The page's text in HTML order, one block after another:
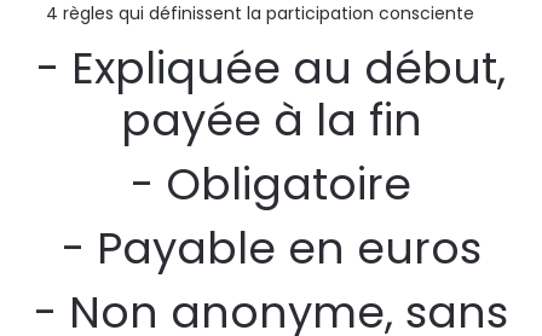
4 règles qui définissent la participation consciente
- Expliquée au début,
payée à la fin
- Obligatoire
- Payable en euros
- Non anonyme, sans